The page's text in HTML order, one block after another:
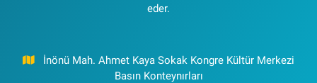
eder.
İnönü Mah. Ahmet Kaya Sokak Kongre Kültür Merkezi
Basın Konteynırları